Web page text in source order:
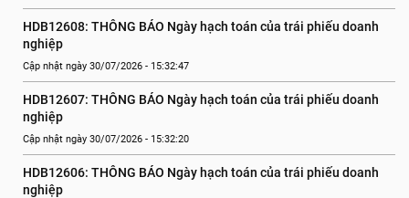
HDB12608: THÔNG BÁO Ngày hạch toán của trái phiếu doanh
nghiệp
Cập nhật ngày 30/07/2026 - 15:32:47
HDB12607: THÔNG BÁO Ngày hạch toán của trái phiếu doanh
nghiệp
Cập nhật ngày 30/07/2026 - 15:32:20
HDB12606: THÔNG BÁO Ngày hạch toán của trái phiếu doanh
nghiệp